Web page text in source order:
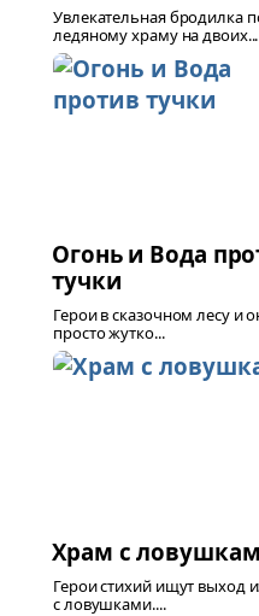
Увлекательная бродилка
ледяному храму на
Огонь и Вода
тучки
Герои в сказочном лесу и
просто жутко...
Храм с
Герои стихий ищут выход
с ловушками....